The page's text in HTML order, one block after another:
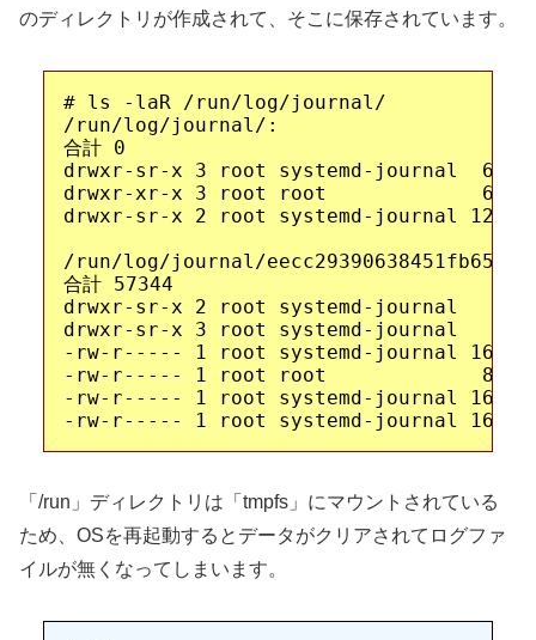
のディレクトリが作成されて、そこに保存されています。
# ls -laR /run/log/journal/
/run/log/journal/:
合計 0
drwxr-sr-x 3 root systemd-journal  60
drwxr-xr-x 3 root root             60 10
drwxr-sr-x 2 root systemd-journal 120 11
/run/log/journal/
合計 57344
drwxr-sr-x 2 root systemd-journal
drwxr-sr-x 3 root systemd-journal
-rw-r----- 1 root systemd-journal
-rw-r----- 1 root root             8388608 10
-rw-r----- 1 root systemd-journal 16777216
「/run」ディレクトリは「tmpfs」にマウントされている
ため、OSを再起動するとデータがクリアされてログファ
イルが無くなってしまいます。